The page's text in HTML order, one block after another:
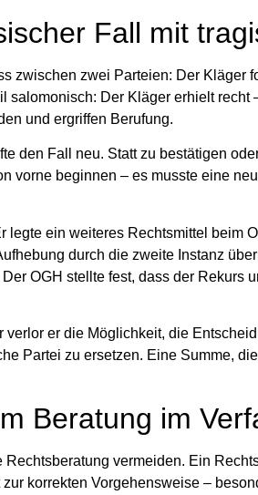
Fall mit
zwischen zwei Parteien: Der Kläger
salomonisch: Der Kläger erhielt
und ergriffen Berufung.
den Fall neu. Statt zu bestätigen
vorne beginnen – es musste eine
ein weiteres Rechtsmittel beim
durch die zweite Instanz
OGH stellte fest, dass der Rekurs
er die Möglichkeit, die
Partei zu ersetzen. Eine Summe,
Beratung im
vermeiden. Ein
korrekten Vorgehensweise –